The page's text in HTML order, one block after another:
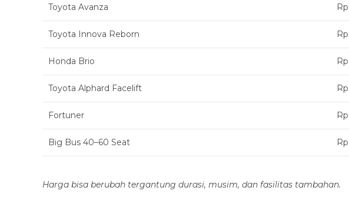
Toyota Avanza
Toyota Innova Reborn
Honda Brio
Toyota Alphard Facelift
Fortuner
Big Bus 40–60 Seat
Harga bisa berubah tergantung durasi, musim, dan fasilitas tambahan.